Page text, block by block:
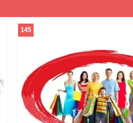
145